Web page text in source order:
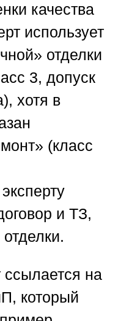
качества
использует
отделки
3, допуск
хотя в
(класс
эксперту
и ТЗ,
ссылается на
который